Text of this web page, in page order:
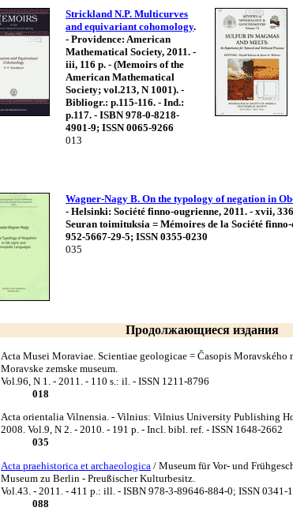
Strickland N.P. Multicurves
and equivariant cohomology.
- Providence: American
Mathematical Society, 2011. -
iii, 116 p. - (Memoirs of the
American Mathematical
Society; vol.213, N 1001). -
Bibliogr.: p.115-116. - Ind.:
p.117. - ISBN 978-0-8218-
4901-9; ISSN 0065-9266
013
Wagner-Nagy B. On the typology of negation in
- Helsinki: Société finno-ougrienne, 2011. - xvii,
Seuran toimituksia = Mémoires de la Société
952-5667-29-5; ISSN 0355-0230
035
Продолжающиеся издания
Acta Musei Moraviae. Scientiae geologicae = Časopis Moravského
Moravske zemske museum.
Vol.96, N 1. - 2011. - 110 s.: il. - ISSN 1211-8796
018
Acta orientalia Vilnensia. - Vilnius: Vilnius University Publishing
2008. Vol.9, N 2. - 2010. - 191 p. - Incl. bibl. ref. - ISSN 1648-2662
035
Acta praehistorica et archaeologica / Museum für Vor- und
Museum zu Berlin - Preußischer Kulturbesitz.
Vol.43. - 2011. - 411 p.: ill. - ISBN 978-3-89646-884-0; ISSN 0341-
088